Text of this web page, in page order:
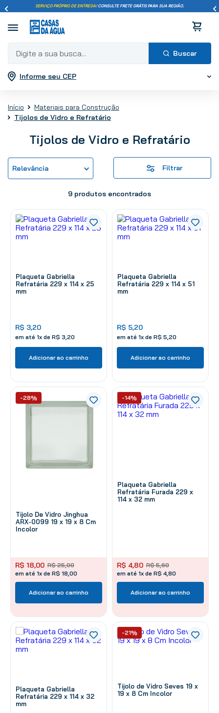
SERVIÇO PRÓPRIO DE ENTREGA!CONSULTE FRETE GRÁTIS PARA SUA REGIÃO.
Digite a sua busca...
Informe seu CEP
Materiais para Construção
Tijolos de Vidro e Refratário
Tijolos de Vidro e Refratário
Relevância Filtrar
9 produtos
Plaqueta Gabriella
Refratária 229 x 114 x 25
mm
R$ 3,20
em até 1x de R$ 3 20
Adicionar ao carrinho
Plaqueta Gabriella
Refratária 229 x 114 x 51
mm
R$ 5,20
em até 1x de R$ 5 20
Adicionar ao carrinho
Tijolo De Vidro Jinghua
ARX-0099 19 x 19 x 8 Cm
Incolor
R$ 25,00
R$ 18,00
em até 1x de R$ 18,00
-28%
Adicionar ao carrinho
Plaqueta Gabriella
Refratária Furada 229 x
114 x 32 mm
R$ 5,60
R$ 4,80
em até 1x de R$ 4,80
-14%
Adicionar ao carrinho
Plaqueta Gabriella
Refratária 229 x 114 x 32
mm
Tijolo de Vidro Seves 19 x
19 x 8 Cm Incolor
-21%
Termos mais buscados
2 º
porcelanato
3º
piso
revestimento
vaso sanitário
10º tinta